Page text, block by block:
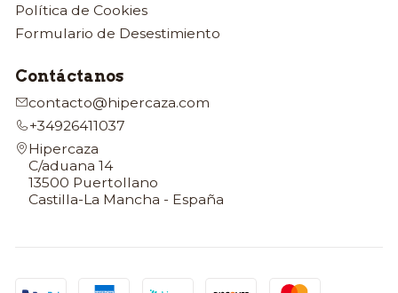
Política de Cookies
Formulario de Desestimiento
Contáctanos
contacto@hipercaza.com
+34926411037
Hipercaza
C/aduana 14
13500 Puertollano
Castilla-La Mancha - España